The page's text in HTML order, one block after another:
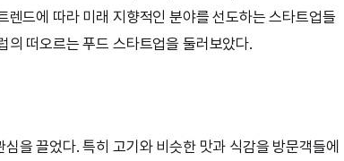
렌드에 따라 미래 지향적인 분야를 선도하는 스타트업들
의 떠오르는 푸드 스타트업을 둘러보았다.
을 끌었다. 특히 고기와 비슷한 맛과 식감을 방문객들에